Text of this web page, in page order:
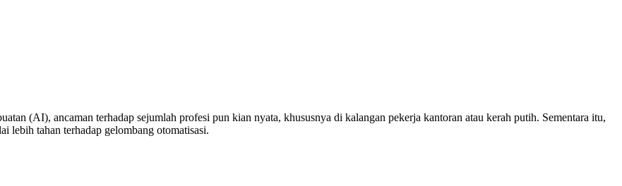
(AI), ancaman terhadap sejumlah profesi pun kian nyata, khususnya di kalangan pekerja kantoran atau kerah putih. Sementara itu,
lebih tahan terhadap gelombang otomatisasi.